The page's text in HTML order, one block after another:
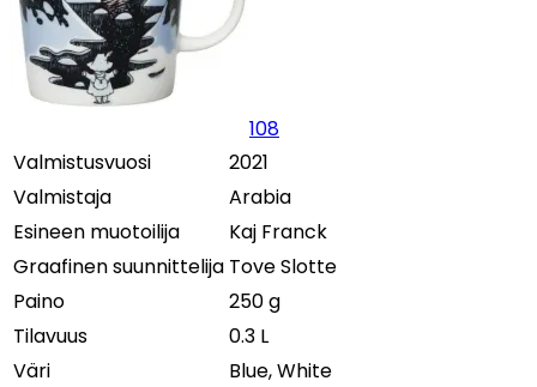
108
Valmistusvuosi
2021
Valmistaja
Arabia
Esineen muotoilija
Kaj Franck
Graafinen suunnittelija Tove Slotte
Paino
250 g
Tilavuus
0.3 L
Väri
Blue, White